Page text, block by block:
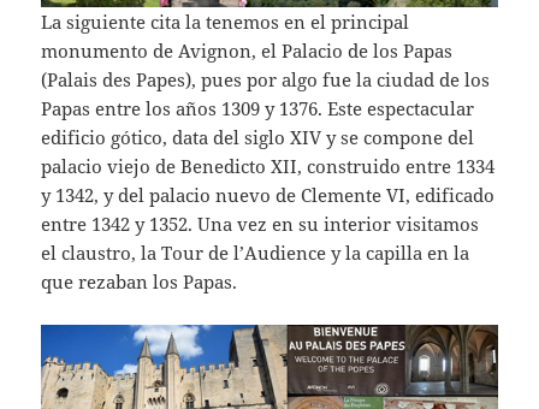
La siguiente cita la tenemos en el principal
monumento de Avignon, el Palacio de los Papas
(Palais des Papes), pues por algo fue la ciudad de los
Papas entre los años 1309 y 1376. Este espectacular
edificio gótico, data del siglo XIV y se compone del
palacio viejo de Benedicto XII, construido entre 1334
y 1342, y del palacio nuevo de Clemente VI, edificado
entre 1342 y 1352. Una vez en su interior visitamos
el claustro, la Tour de l’Audience y la capilla en la
que rezaban los Papas.